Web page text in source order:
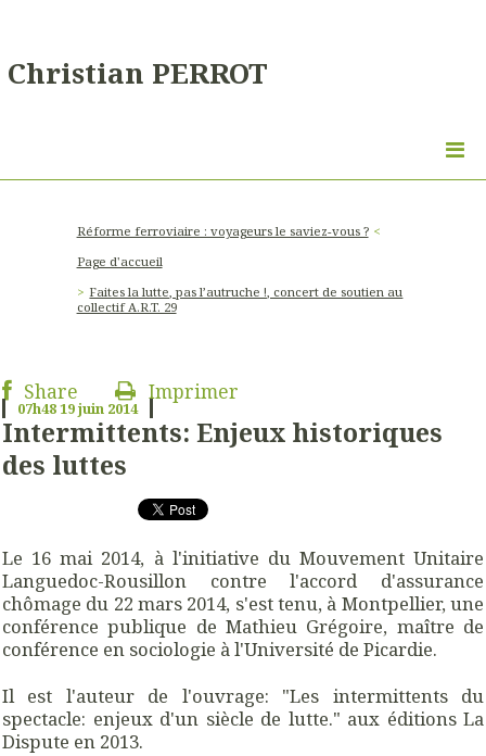
Christian PERROT
Réforme ferroviaire : voyageurs le saviez-vous ?
Page d'accueil
Faites la lutte, pas l’autruche !, concert de soutien au
collectif A.R.T. 29
Share Imprimer
07h4819juin 2014
Intermittents: Enjeux historiques
des luttes
Le 16 mai 2014, à l'initiative du Mouvement Unitaire
Languedoc-Rousillon contre l'accord d'assurance
chômage du 22 mars 2014, s'est tenu, à Montpellier, une
conférence publique de Mathieu Grégoire, maître de
conférence en sociologie à l'Université de Picardie.
Il est l'auteur de l'ouvrage: "Les intermittents du
spectacle: enjeux d'un siècle de lutte." aux éditions La
Dispute en 2013.